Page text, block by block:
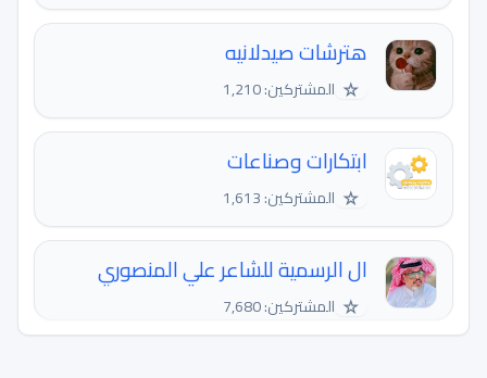
هترشات صيدلانيه
☆ المشتركين: 1,210
ابتكارات وصناعات
☆ المشتركين: 1,613
ال الرسمية للشاعر علي المنصوري
☆ المشتركين: 7,680